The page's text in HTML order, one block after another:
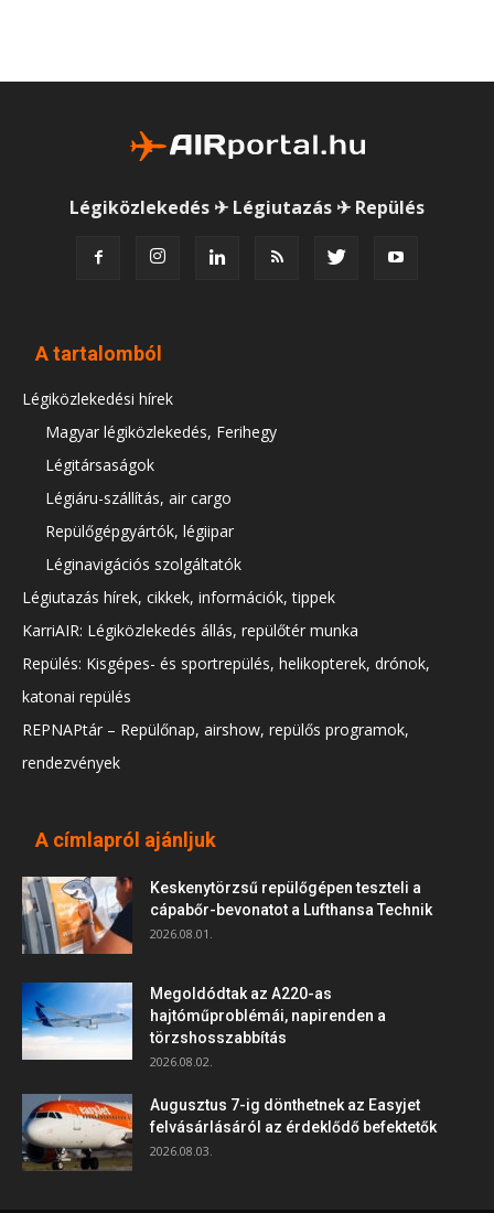
Légiközlekedés ✈ Légiutazás ✈ Repülés
A tartalomból
Légiközlekedési hírek
Magyar légiközlekedés, Ferihegy
Légitársaságok
Légiáru-szállítás, air cargo
Repülőgépgyártók, légiipar
Léginavigációs szolgáltatók
Légiutazás hírek, cikkek, információk, tippek
KarriAIR: Légiközlekedés állás, repülőtér munka
Repülés: Kisgépes- és sportrepülés, helikopterek, drónok,
katonai repülés
REPNAPtár – Repülőnap, airshow, repülős programok,
rendezvények
A címlapról ajánljuk
Keskenytörzsű repülőgépen teszteli a
cápabőr-bevonatot a Lufthansa Technik
2026.08.01.
Megoldódtak az A220-as
hajtóműproblémái, napirenden a
törzshosszabbítás
2026.08.02.
Augusztus 7-ig dönthetnek az Easyjet
felvásárlásáról az érdeklődő befektetők
2026.08.03.